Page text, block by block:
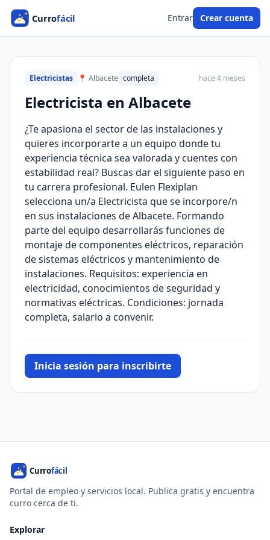
Entrar Crear cuenta
Electricistas 📍 Albacete completa hace 4 meses
Electricista en Albacete
¿Te apasiona el sector de las instalaciones y
quieres incorporarte a un equipo donde tu
experiencia técnica sea valorada y cuentes con
estabilidad real? Buscas dar el siguiente paso en
tu carrera profesional. Eulen Flexiplan
selecciona un/a Electricista que se incorpore/n
en sus instalaciones de Albacete. Formando
parte del equipo desarrollarás funciones de
montaje de componentes eléctricos, reparación
de sistemas eléctricos y mantenimiento de
instalaciones. Requisitos: experiencia en
electricidad, conocimientos de seguridad y
normativas eléctricas. Condiciones: jornada
completa, salario a convenir.
Inicia sesión para inscribirte
Portal de empleo y servicios local. Publica gratis y encuentra
curro cerca de ti.
Explorar